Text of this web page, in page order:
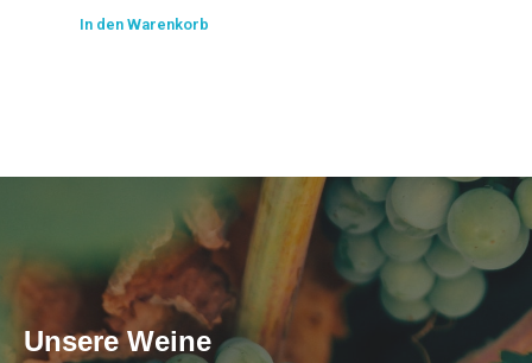
In den Warenkorb
Unsere Weine